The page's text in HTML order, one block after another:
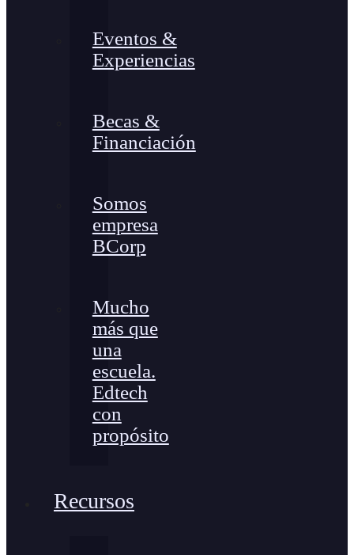
Eventos &
Experiencias
Becas &
Financiación
Somos
empresa
BCorp
Mucho
más que
una
escuela.
Edtech
con
propósito
Recursos